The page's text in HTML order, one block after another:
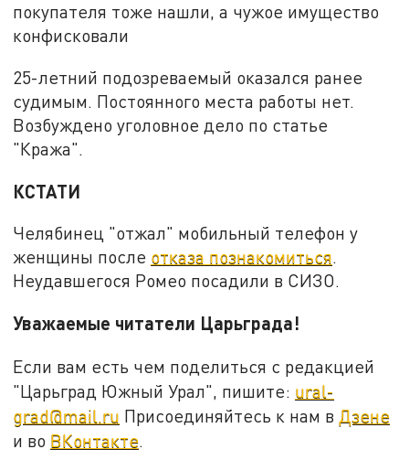
покупателя тоже нашли, а чужое имущество
конфисковали
25-летний подозреваемый оказался ранее
судимым. Постоянного места работы нет.
Возбуждено уголовное дело по статье
"Кража".
КСТАТИ
Челябинец "отжал" мобильный телефон у
женщины после отказа познакомиться.
Неудавшегося Ромео посадили в СИЗО.
Уважаемые читатели Царьграда!
Если вам есть чем поделиться с редакцией
"Царьград Южный Урал", пишите: ural-
grad@mail.ru Присоединяйтесь к нам в Дзене
и во ВКонтакте